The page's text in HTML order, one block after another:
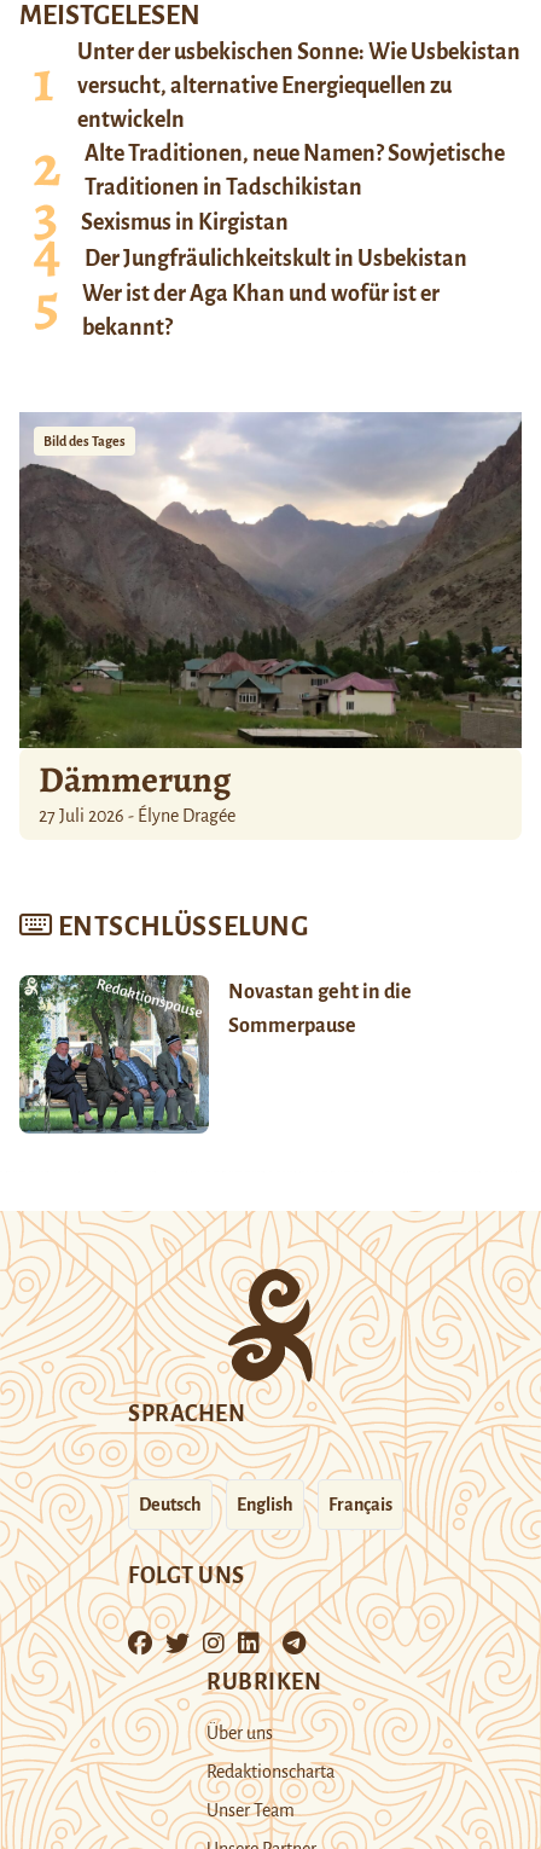
MEISTGELESEN
Unter der usbekischen Sonne: Wie Usbekistan
versucht, alternative Energiequellen zu
entwickeln
Alte Traditionen, neue Namen? Sowjetische
Traditionen in Tadschikistan
Sexismus in Kirgistan
Der Jungfräulichkeitskult in Usbekistan
Wer ist der Aga Khan und wofür ist er
bekannt?
Bild des Tages
Dämmerung
27 Juli 2026 - Élyne Dragée
ENTSCHLÜSSELUNG
Novastan geht in die
Sommerpause
SPRACHEN
Deutsch English Français
FOLGT UNS
RUBRIKEN
Über uns
Redaktionscharta
Unser Team